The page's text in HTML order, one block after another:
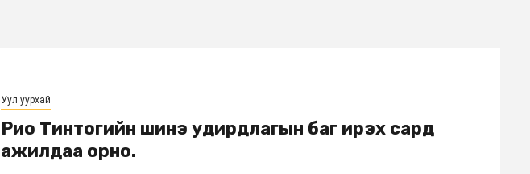
Уул уурхай
Рио Тинтогийн шинэ удирдлагын баг ирэх сард
ажилдаа орно.